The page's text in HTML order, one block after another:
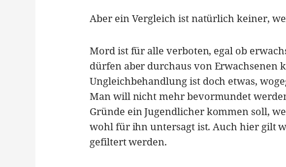
Aber ein Vergleich ist natürlich keiner,
Mord ist für alle verboten, egal ob
dürfen aber durchaus von Erwachsenen
Ungleichbehandlung ist doch etwas,
Man will nicht mehr bevormundet
Gründe ein Jugendlicher kommen soll,
wohl für ihn untersagt ist. Auch hier gilt
gefiltert werden.